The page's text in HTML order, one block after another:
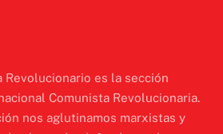
Revolucionario es la sección
Comunista Revolucionaria.
nos aglutinamos marxistas y